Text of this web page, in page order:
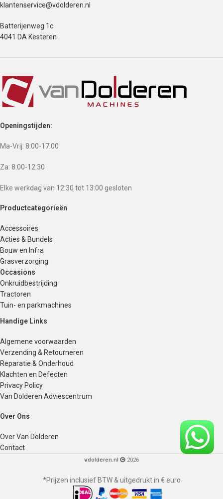
klantenservice@vdolderen.nl
Batterijenweg 1c
4041 DA Kesteren
Openingstijden:
Ma-Vrij: 8:00-17:00
Za: 8:00-12:30
Elke werkdag van 12:30 tot 13:00 gesloten
Productcategorieën
Accessoires
Acties & Bundels
Bouw en Infra
Grasverzorging
Occasions
Onkruidbestrijding
Tractoren
Tuin- en parkmachines
Handige Links
Algemene voorwaarden
Verzending & Retourneren
Reparatie & Onderhoud
Klachten en Defecten
Privacy Policy
Van Dolderen Adviescentrum
Over Ons
Over Van Dolderen
Contact
vdolderen.nl 2026
*Prijzen inclusief BTW & uitgedrukt in € euro